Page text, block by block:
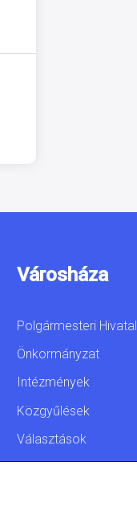
Városháza
Polgármesteri Hivatal
Önkormányzat
Intézmények
Közgyűlések
Választások
Akadálymentesítési